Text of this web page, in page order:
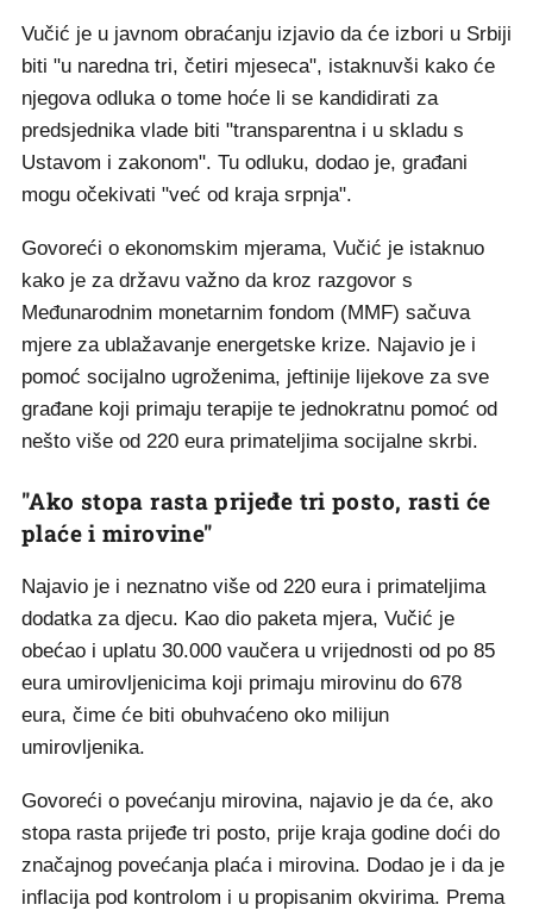
Vučić je u javnom obraćanju izjavio da će izbori u Srbiji
biti "u naredna tri, četiri mjeseca", istaknuvši kako će
njegova odluka o tome hoće li se kandidirati za
predsjednika vlade biti "transparentna i u skladu s
Ustavom i zakonom". Tu odluku, dodao je, građani
mogu očekivati "već od kraja srpnja".
Govoreći o ekonomskim mjerama, Vučić je istaknuo
kako je za državu važno da kroz razgovor s
Međunarodnim monetarnim fondom (MMF) sačuva
mjere za ublažavanje energetske krize. Najavio je i
pomoć socijalno ugroženima, jeftinije lijekove za sve
građane koji primaju terapije te jednokratnu pomoć od
nešto više od 220 eura primateljima socijalne skrbi.
"Ako stopa rasta prijeđe tri posto, rasti će
plaće i mirovine"
Najavio je i neznatno više od 220 eura i primateljima
dodatka za djecu. Kao dio paketa mjera, Vučić je
obećao i uplatu 30.000 vaučera u vrijednosti od po 85
eura umirovljenicima koji primaju mirovinu do 678
eura, čime će biti obuhvaćeno oko milijun
umirovljenika.
Govoreći o povećanju mirovina, najavio je da će, ako
stopa rasta prijeđe tri posto, prije kraja godine doći do
značajnog povećanja plaća i mirovina. Dodao je i da je
inflacija pod kontrolom i u propisanim okvirima. Prema